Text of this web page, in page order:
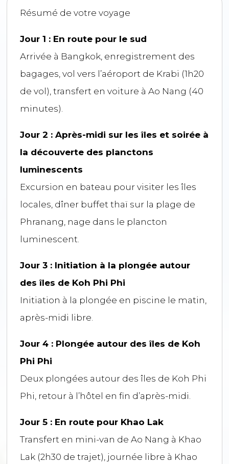
Résumé de votre voyage
Jour 1 : En route pour le sud
Arrivée à Bangkok, enregistrement des
bagages, vol vers l’aéroport de Krabi (1h20
de vol), transfert en voiture à Ao Nang (40
minutes).
Jour 2 : Après-midi sur les îles et soirée à
la découverte des planctons
luminescents
Excursion en bateau pour visiter les îles
locales, dîner buffet thaï sur la plage de
Phranang, nage dans le plancton
luminescent.
Jour 3 : Initiation à la plongée autour
des îles de Koh Phi Phi
Initiation à la plongée en piscine le matin,
après-midi libre.
Jour 4 : Plongée autour des îles de Koh
Phi Phi
Deux plongées autour des îles de Koh Phi
Phi, retour à l’hôtel en fin d’après-midi.
Jour 5 : En route pour Khao Lak
Transfert en mini-van de Ao Nang à Khao
Lak (2h30 de trajet), journée libre à Khao